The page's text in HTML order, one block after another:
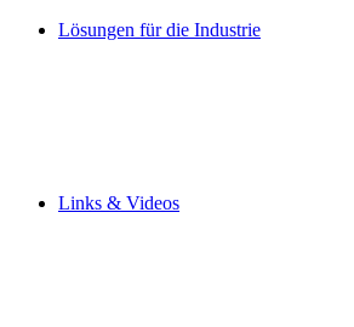
Lösungen für die Industrie
Links & Videos